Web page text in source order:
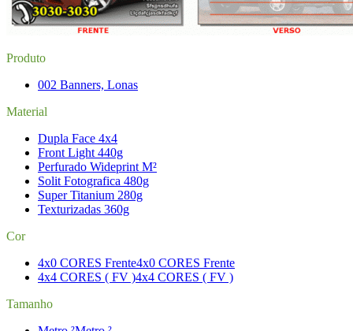
Produto
002 Banners, Lonas
Material
Dupla Face 4x4
Front Light 440g
Perfurado Wideprint M²
Solit Fotografica 480g
Super Titanium 280g
Texturizadas 360g
Cor
4x0 CORES Frente4x0 CORES Frente
4x4 CORES ( FV )4x4 CORES ( FV )
Tamanho